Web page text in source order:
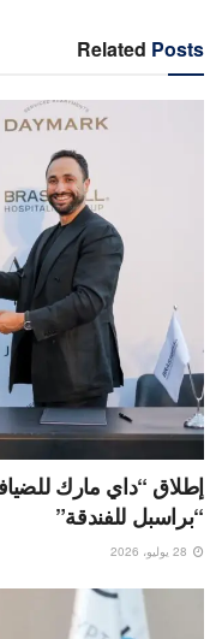
Related Posts
إطلاق “داي مارك
“براسبل للفندقة”